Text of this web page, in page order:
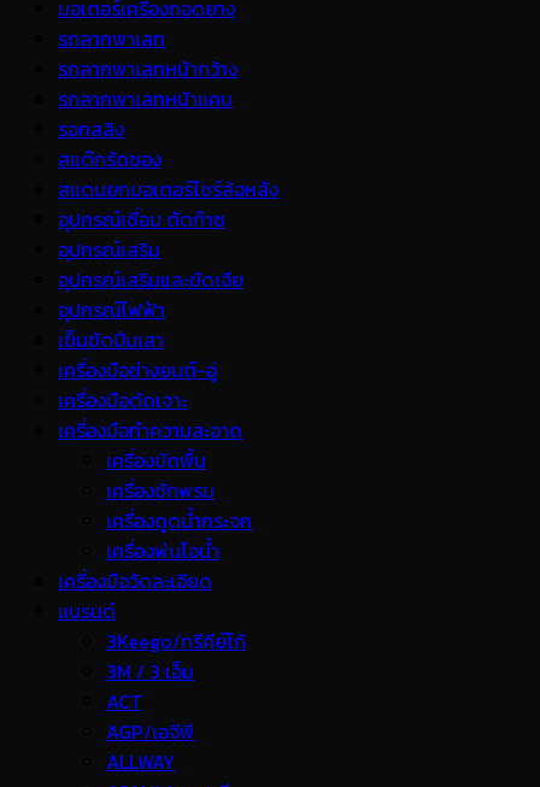
มอเตอร์เครื่องถอดยาง
รถลากพาเลท
รถลากพาเลทหน้ากว้าง
รถลากพาเลทหน้าแคบ
รอกสลิง
สแต๊กรัดของ
สแตนยกมอเตอร์ไซร์ล้อหลัง
อุปกรณ์เชื่อม ตัดก๊าซ
อุปกรณ์เสริม
อุปกรณ์เสริมและขัดเจีย
อุปกรณ์ไฟฟ้า
เข็มขัดปีนเสา
เครื่องมือช่างยนต์-อู่
เครื่องมือตัดเจาะ
เครื่องมือทำความสะอาด
เครื่องขัดพื้น
เครื่องซักพรม
เครื่องดูดน้ำกระจก
เครื่องพ่นไอน้ำ
เครื่องมือวัดละเอียด
แบรนด์
3Keego/ทรีคีย์โก้
3M / 3 เอ็ม
ACT
AGP/เอจีพี
ALLWAY